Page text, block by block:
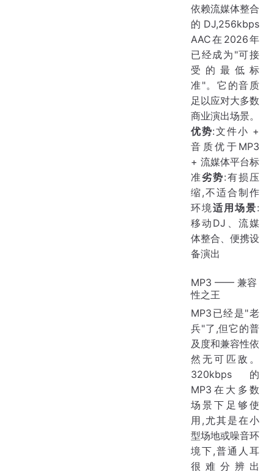
依赖流媒体整合
的DJ,256kbps
AAC在2026年
已经成为"可接
受的最低标
准"。它的音质
足以应对大多数
商业演出场景。
优势:文件小 +
音质优于MP3
+ 流媒体平台标
准劣势:有损压
缩,不适合制作
环境适用场景:
移动DJ、流媒
体整合、便携设
备演出
MP3 —— 兼容
性之王
MP3已经是"老
兵"了,但它的普
及度和兼容性依
然无可匹敌。
320kbps的
MP3在大多数
场景下足够使
用,尤其是在小
型场地或噪音环
境下,普通人耳
很难分辨出